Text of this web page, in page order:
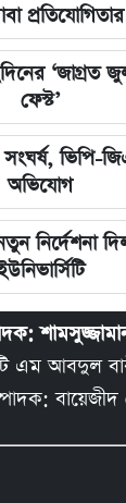
‘জাগ্রত
ফেস্ট’
সংঘর্ষ, ভিপি-
অভিযোগ
নির্দেশনা
এম আবদুল
বায়েজীদ